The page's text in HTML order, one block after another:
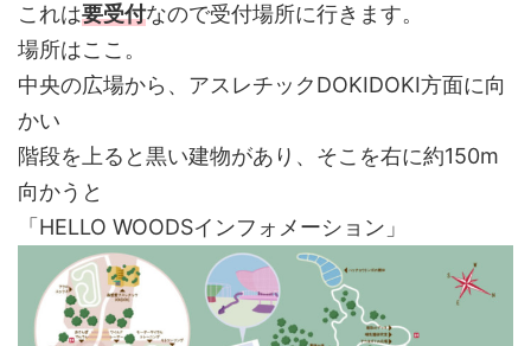
これは要受付なので受付場所に行きます。
場所はここ。
中央の広場から、アスレチックDOKIDOKI方面に向
かい
階段を上ると黒い建物があり、そこを右に約150m
向かうと
「HELLO WOODSインフォメーション」